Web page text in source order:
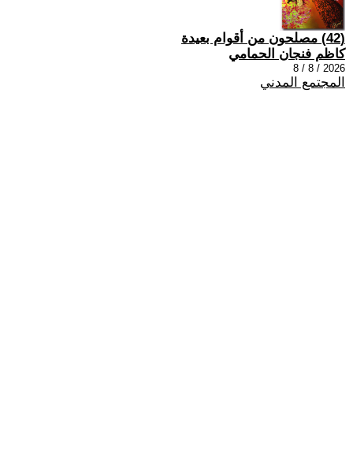
(42) مصلحون من أقوام بعيدة
كاظم فنجان الحمامي
2026 / 8 / 8
المجتمع المدني